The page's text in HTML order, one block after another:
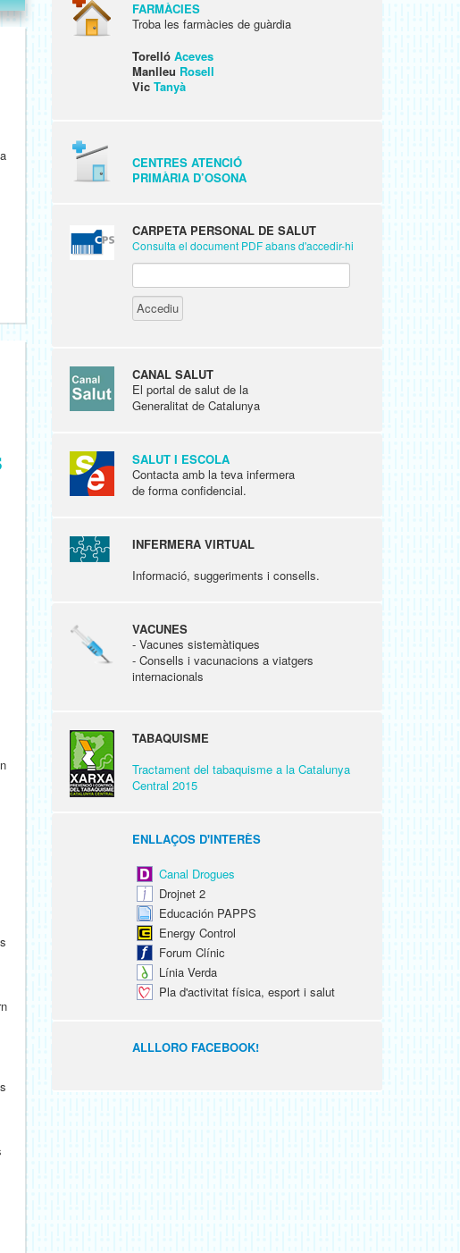
FARMÀCIES
Troba les farmàcies de guàrdia
Torelló Aceves
Manlleu Rosell
Vic Tanyà
CENTRES ATENCIÓ
PRIMÀRIA D’OSONA
CARPETA PERSONAL DE SALUT
Consulta el document PDF abans d'accedir-hi
CANAL SALUT
El portal de salut de la
Generalitat de Catalunya
SALUT I ESCOLA
Contacta amb la teva infermera
de forma confidencial.
INFERMERA VIRTUAL
Informació, suggeriments i consells.
VACUNES
- Vacunes sistemàtiques
- Consells i vacunacions a viatgers
internacionals
TABAQUISME
Tractament del tabaquisme a la Catalunya
Central 2015
ENLLAÇOS D'INTERÈS
Canal Drogues
Drojnet 2
Educación PAPPS
Energy Control
Forum Clínic
Línia Verda
Pla d'activitat física, esport i salut
ALLLORO FACEBOOK!